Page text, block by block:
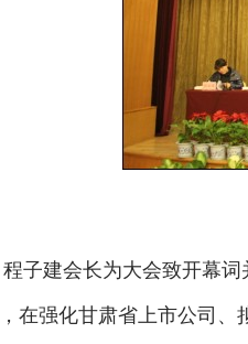
子建会长为大会致开幕
在强化甘肃省上市公司